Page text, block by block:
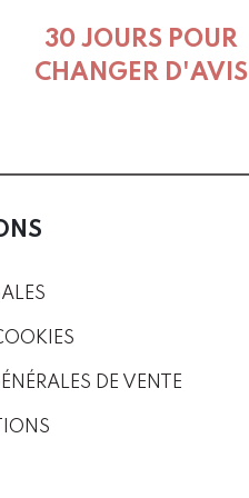
page
30 JOURS POUR
CHANGER D'AVIS
DE VENTE